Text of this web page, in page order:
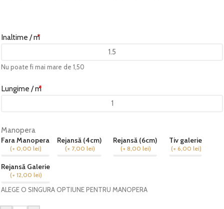
Inaltime / m
*
Nu poate fi mai mare de 1,50
Lungime / m
*
Manopera
Fara Manopera
(+ 0,00 lei)
Rejansă (4cm)
(+ 7,00 lei)
Rejansă (6cm)
(+ 8,00 lei)
Tiv galerie
(+ 6,00 lei)
Rejansă Galerie
(+ 12,00 lei)
ALEGE O SINGURA OPTIUNE PENTRU MANOPERA